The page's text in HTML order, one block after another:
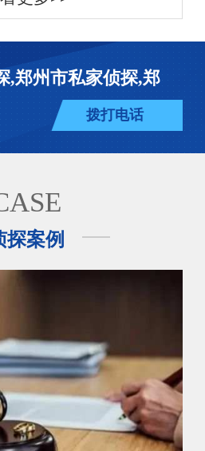
,郑州市私家侦探,郑
拨打电话
探案例